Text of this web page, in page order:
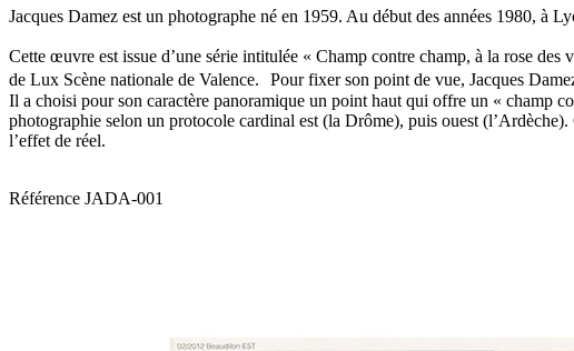
Jacques Damez est un photographe né en 1959. Au début des années 1980, à
Cette œuvre est issue d’une série intitulée « Champ contre champ, à la rose
de Lux Scène nationale de Valence. Pour fixer son point de vue, Jacques
Il a choisi pour son caractère panoramique un point haut qui offre un « champ
photographie selon un protocole cardinal est (la Drôme), puis ouest
l’effet de réel.
Référence JADA-001